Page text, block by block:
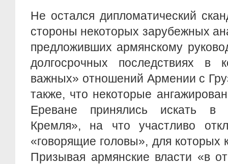
Не остался дипломатический
стороны некоторых зарубежных
предложивших армянскому
долгосрочных последствиях в
важных» отношений Армении с
также, что некоторые
Ереване принялись искать в
Кремля», на что участливо
«говорящие головы», для которых
Призывая армянские власти «в